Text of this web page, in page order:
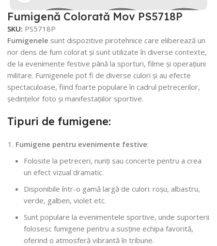
Fumigenă Colorată Mov PS5718P
SKU: PS5718P
Fumigenele sunt dispozitive pirotehnice care eliberează un
nor dens de fum colorat și sunt utilizate în diverse contexte,
de la evenimente festive până la sporturi, filme și operațiuni
militare. Fumigenele pot fi de diverse culori și au efecte
spectaculoase, fiind foarte populare în cadrul petrecerilor,
ședințelor foto și manifestațiilor sportive.
Tipuri de fumigene:
Fumigene pentru evenimente festive:
Folosite la petreceri, nunți sau concerte pentru a crea
un efect vizual dramatic.
Disponibile într-o gamă largă de culori: roșu, albastru,
verde, galben, violet etc.
Sunt populare la evenimentele sportive, unde suporterii
folosesc fumigene pentru a susține echipa favorită,
oferind o atmosferă vibrantă în tribune.